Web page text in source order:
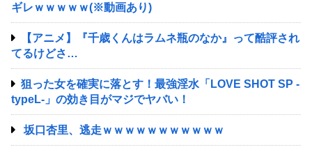
ギレｗｗｗｗｗ(※動画あり)
【アニメ】『千歳くんはラムネ瓶のなか』って酷評され
てるけどさ…
狙った女を確実に落とす！最強淫水「LOVE SHOT SP -
typeL-」の効き目がマジでヤバい！
坂口杏里、逃走ｗｗｗｗｗｗｗｗｗｗｗ